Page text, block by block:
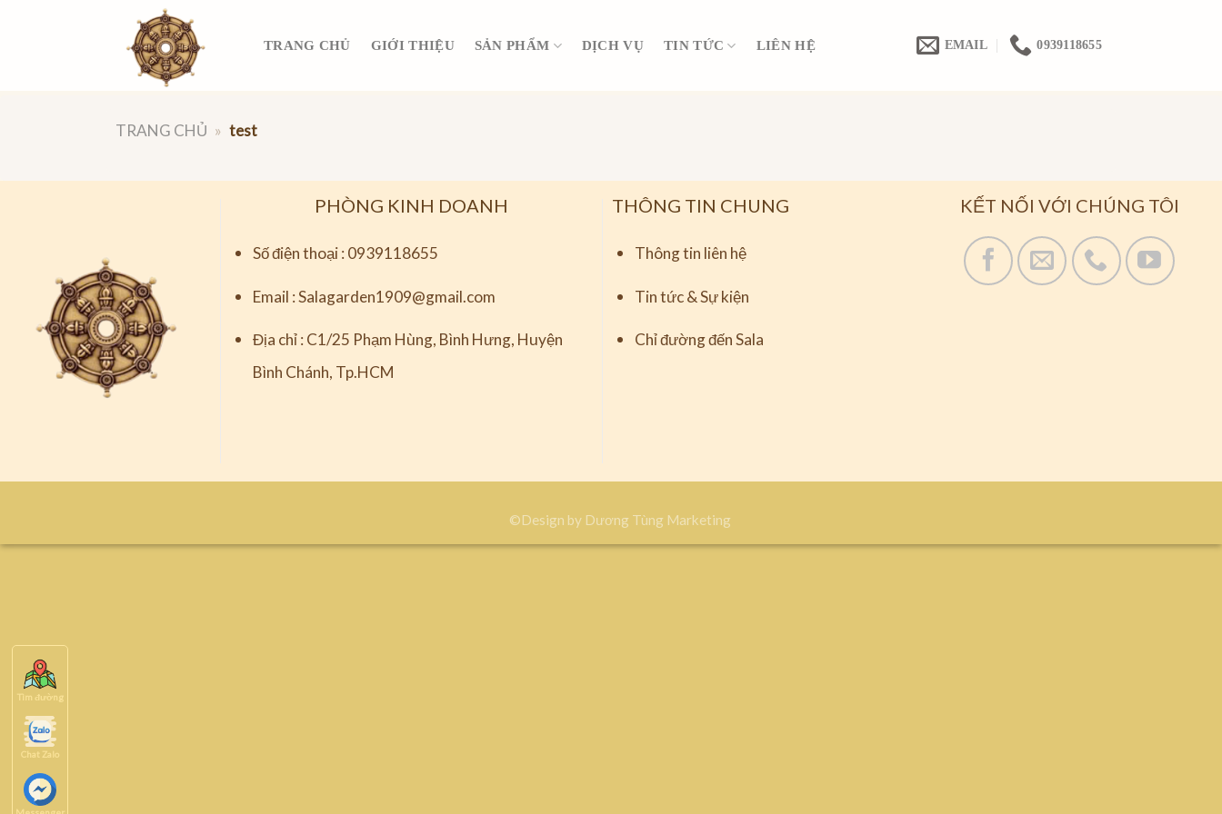
TRANG CHỦ GIỚI THIỆU SẢN PHẨM DỊCH VỤ TIN TỨC LIÊN HỆ EMAIL 0939118655
TRANG CHỦ » test
PHÒNG KINH DOANH
Số điện thoại : 0939118655
Email :Salagarden1909@gmail.com
Địa chỉ : C1/25 Phạm Hùng, Bình Hưng, Huyện
Bình Chánh, Tp.HCM
THÔNG TIN CHUNG
Thông tin liên hệ
Tin tức & Sự kiện
Chỉ đường đến Sala
KẾT NỐI VỚI CHÚNG TÔI
Tìm đường
Chat Zalo
Messenger
©Design by Dương Tùng Marketing